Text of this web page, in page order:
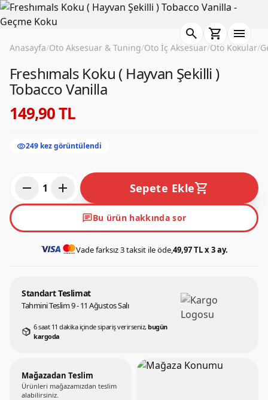
search shopping_cart menu
Anasayfa/Oto Aksesuar & Tuning/Oto İç Aksesuar/Oto Kokular/
Freshımals Koku ( Hayvan Şekilli )
Tobacco Vanilla
149,90 TL
visibility249 kez görüntülendi
remove 1 add Sepete Ekleshopping_cart
chatBu ürün hakkında sor
Vade farksız 3 taksit ile öde,49,97 TL x 3 ay.
Standart Teslimat
Tahmini Teslim 9 - 11 Ağustos Salı
6 saat 11 dakika içinde sipariş verirseniz, bugün
kargoda
Mağazadan Teslim
Ürünleri mağazamızdan teslim
alabilirsiniz.